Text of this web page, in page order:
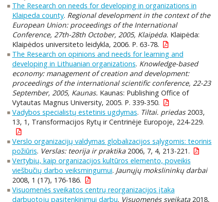
The Research on needs for developing in organizations in
Klaipeda county. Regional development in the context of the
European Union: proceedings of the International
Conference, 27th-28th October, 2005, Klaipėda. Klaipėda:
Klaipėdos universiteto leidykla, 2006. P. 63-78.
The Research on opinions and needs for learning and
developing in Lithuanian organizations. Knowledge-based
economy: management of creation and development:
proceedings of the international scientific conference, 22-23
September, 2005, Kaunas. Kaunas: Publishing Office of
Vytautas Magnus University, 2005. P. 339-350.
Vadybos specialistų estetinis ugdymas. Tiltai. priedas2003,
13, 1, Transformacijos Rytų ir Centrinėje Europoje, 224-229.
Verslo organizacijų valdymas globalizacijos sąlygomis: teorinis
požiūris. Verslas: teorija ir praktika2006, 7, 4, 213-221.
Vertybių, kaip organizacijos kultūros elemento, poveikis
viešbučių darbo veiksmingumui. Jaunųjų mokslininkų darbai
2008, 1 (17), 176-186.
Visuomenės sveikatos centrų reorganizacijos įtaka
darbuotojų pasitenkinimui darbu. Visuomenės sveikata2018,